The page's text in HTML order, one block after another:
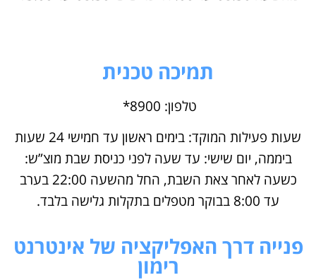
תמיכה טכנית
טלפון: 8900*
שעות פעילות המוקד: בימים ראשון עד חמישי 24 שעות
ביממה, יום שישי: עד שעה לפני כניסת שבת מוצ”ש:
כשעה לאחר צאת השבת, החל מהשעה 22:00 בערב
עד 8:00 בבוקר מטפלים בתקלות גלישה בלבד.
פנייה דרך האפליקציה של אינטרנט
רימון